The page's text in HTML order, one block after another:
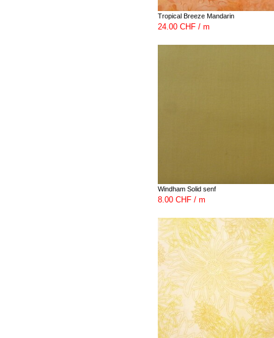
Tropical Breeze Mandarin
24.00 CHF / m
Windham Solid senf
8.00 CHF / m